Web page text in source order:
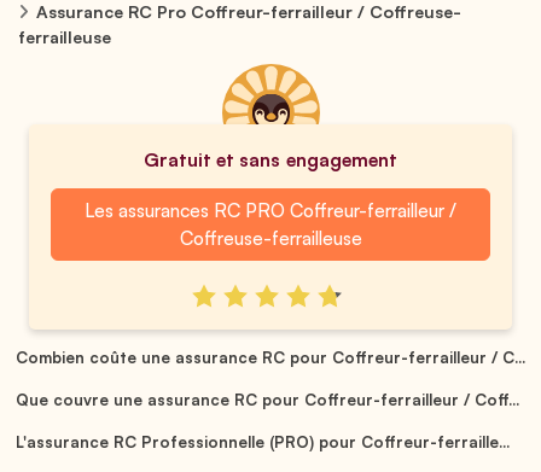
Assurance RC Pro Coffreur-ferrailleur / Coffreuse-
ferrailleuse
Gratuit et sans engagement
Les assurances RC PRO Coffreur-ferrailleur /
Coffreuse-ferrailleuse
Combien coûte une assurance RC pour Coffreur-ferrailleur / C...
Que couvre une assurance RC pour Coffreur-ferrailleur / Coff...
L'assurance RC Professionnelle (PRO) pour Coffreur-ferraille...